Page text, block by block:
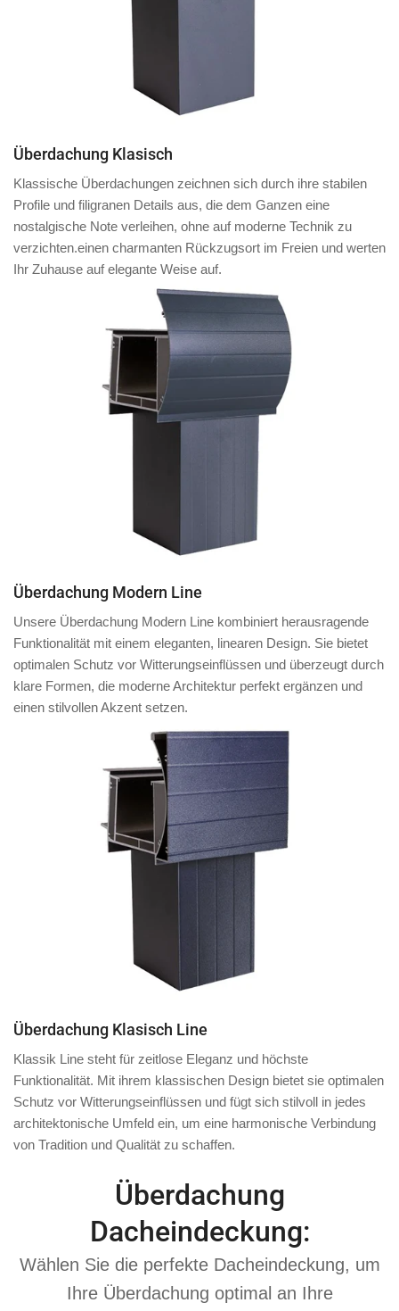
Überdachung Klasisch
Klassische Überdachungen zeichnen sich durch ihre stabilen
Profile und filigranen Details aus, die dem Ganzen eine
nostalgische Note verleihen, ohne auf moderne Technik zu
verzichten.einen charmanten Rückzugsort im Freien und werten
Ihr Zuhause auf elegante Weise auf.
Überdachung Modern Line
Unsere Überdachung Modern Line kombiniert herausragende
Funktionalität mit einem eleganten, linearen Design. Sie bietet
optimalen Schutz vor Witterungseinflüssen und überzeugt durch
klare Formen, die moderne Architektur perfekt ergänzen und
einen stilvollen Akzent setzen.
Überdachung Klasisch Line
Klassik Line steht für zeitlose Eleganz und höchste
Funktionalität. Mit ihrem klassischen Design bietet sie optimalen
Schutz vor Witterungseinflüssen und fügt sich stilvoll in jedes
architektonische Umfeld ein, um eine harmonische Verbindung
von Tradition und Qualität zu schaffen.
Überdachung
Dacheindeckung:
Wählen Sie die perfekte Dacheindeckung, um
Ihre Überdachung optimal an Ihre